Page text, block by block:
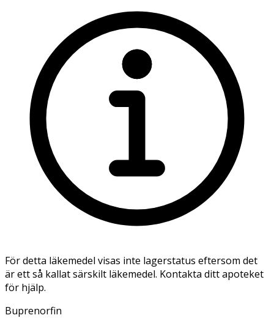
För detta läkemedel visas inte lagerstatus eftersom det
är ett så kallat särskilt läkemedel. Kontakta ditt apoteket
för hjälp.
Buprenorfin